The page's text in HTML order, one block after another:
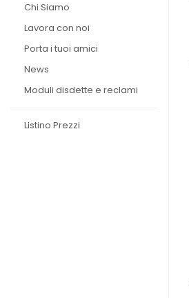
Chi Siamo
Lavora con noi
Porta i tuoi amici
News
Moduli disdette e reclami
Listino Prezzi